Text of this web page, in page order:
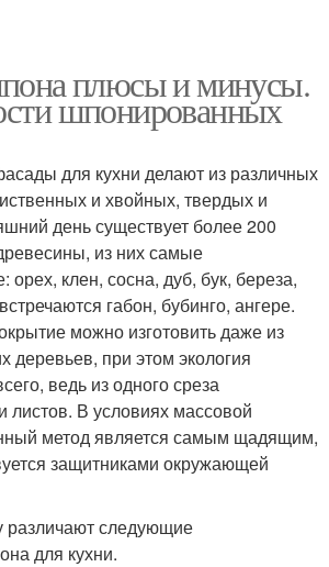
плюсы и минусы.
шпонированных
для кухни делают из различных
и хвойных, твердых и
день существует более 200
из них самые
орех, клен, сосна, дуб, бук, береза,
габон, бубинго, ангере.
можно изготовить даже из
деревьев, при этом экология
ведь из одного среза
листов. В условиях массовой
метод является самым щадящим,
защитниками окружающей
следующие
для кухни.